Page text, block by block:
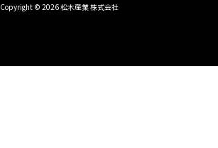
Copyright © 2026 松木産業 株式会社